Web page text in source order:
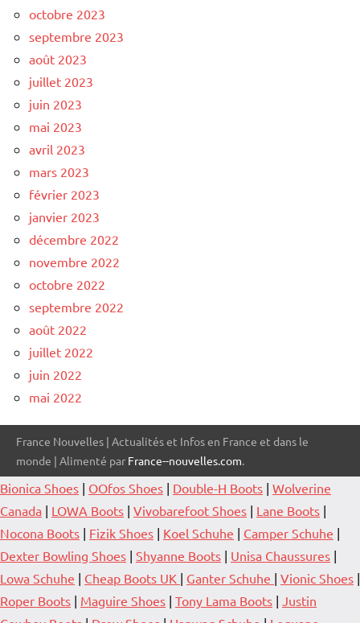
octobre 2023
septembre 2023
août 2023
juillet 2023
juin 2023
mai 2023
avril 2023
mars 2023
février 2023
janvier 2023
décembre 2022
novembre 2022
octobre 2022
septembre 2022
août 2022
juillet 2022
juin 2022
mai 2022
France Nouvelles | Actualités et Infos en France et dans le
monde | Alimenté par France--nouvelles.com.
Bionica Shoes | OOfos Shoes | Double-H Boots | Wolverine
Canada | LOWA Boots | Vivobarefoot Shoes | Lane Boots |
Nocona Boots | Fizik Shoes | Koel Schuhe | Camper Schuhe |
Dexter Bowling Shoes | Shyanne Boots | Unisa Chaussures |
Lowa Schuhe | Cheap Boots UK | Ganter Schuhe | Vionic Shoes |
Roper Boots | Maguire Shoes | Tony Lama Boots | Justin